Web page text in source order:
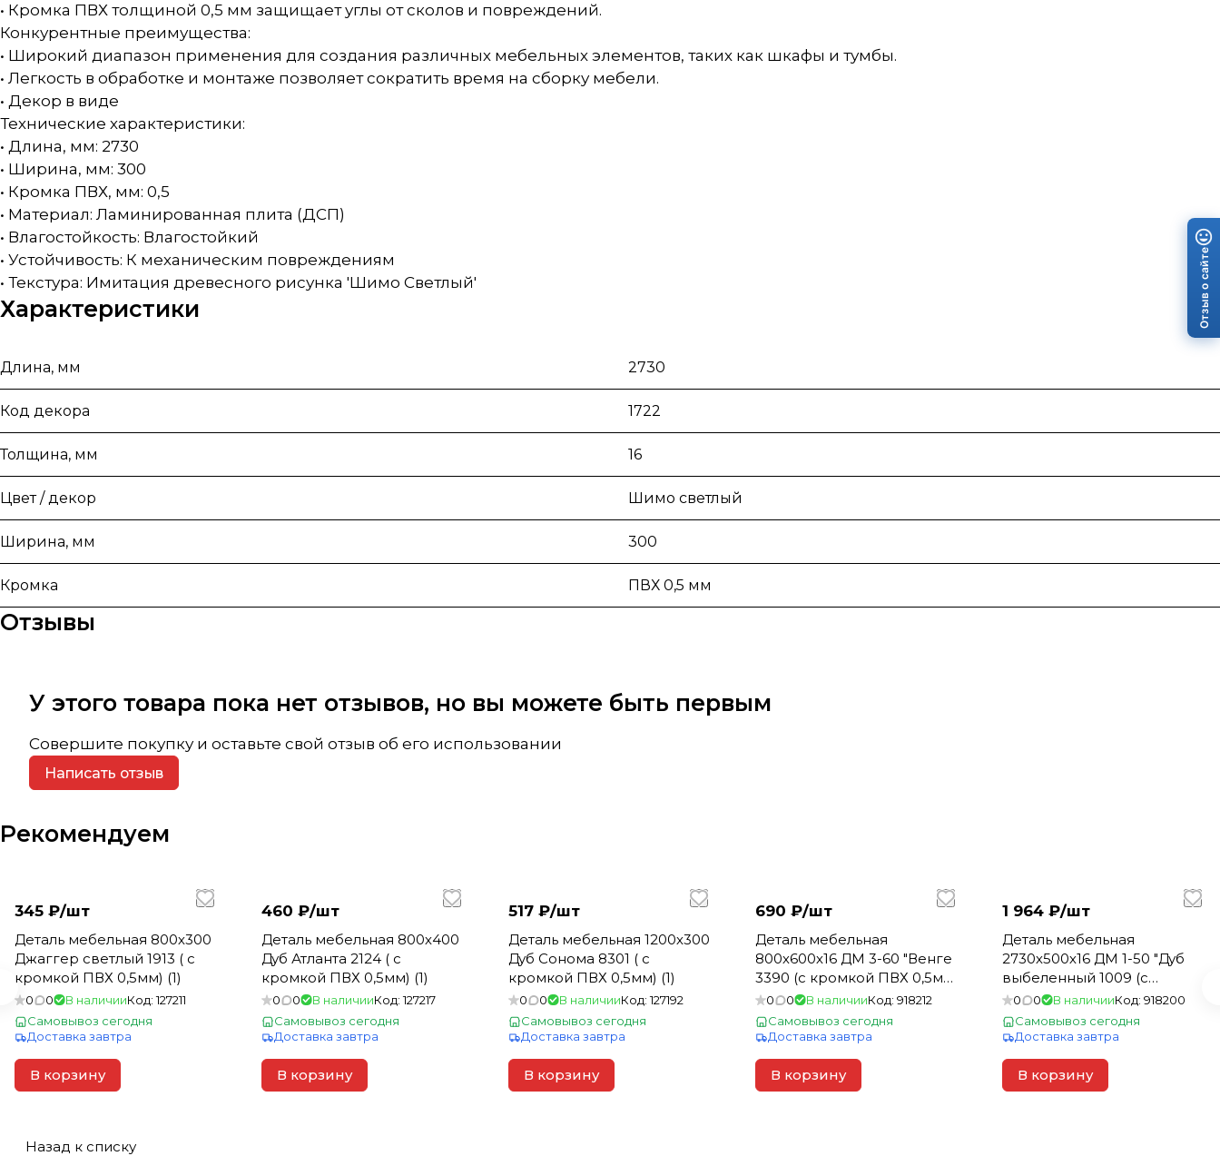
• Кромка ПВХ толщиной 0,5 мм защищает углы от сколов и повреждений.
Конкурентные преимущества:
• Широкий диапазон применения для создания различных мебельных элементов, таких как шкафы и тумбы.
• Легкость в обработке и монтаже позволяет сократить время на сборку мебели.
• Декор в виде
Технические характеристики:
• Длина, мм: 2730
• Ширина, мм: 300
• Кромка ПВХ, мм: 0,5
• Материал: Ламинированная плита (ДСП)
• Влагостойкость: Влагостойкий
• Устойчивость: К механическим повреждениям
• Текстура: Имитация древесного рисунка 'Шимо Светлый'
Характеристики
Длина, мм 2730
Код декора 1722
Толщина, мм 16
Цвет / декор Шимо светлый
Ширина, мм 300
Кромка ПВХ 0,5 мм
Отзывы
У этого товара пока нет отзывов, но вы можете быть первым
Совершите покупку и оставьте свой отзыв об его использовании
Написать отзыв
Рекомендуем
345 ₽/шт
Деталь мебельная 800х300
Джаггер светлый 1913 ( с
кромкой ПВХ 0,5мм) (1)
0 0 В наличииКод:127211
Самовывоз сегодня
Доставка завтра
В корзину
460 ₽/шт
Деталь мебельная 800х400
Дуб Атланта 2124 ( с
кромкой ПВХ 0,5мм) (1)
0 0 В наличииКод:127217
Самовывоз сегодня
Доставка завтра
В корзину
517 ₽/шт
Деталь мебельная 1200х300
Дуб Сонома 8301 ( с
кромкой ПВХ 0,5мм) (1)
0 0 В наличииКод:127192
Самовывоз сегодня
Доставка завтра
В корзину
690 ₽/шт
Деталь мебельная
800х600х16 ДМ 3-60 "Венге
3390 (с кромкой ПВХ 0,5мм)
(1)0 0 В наличииКод: 918212
Самовывоз сегодня
Доставка завтра
В корзину
1 964 ₽/шт
Деталь мебельная
2730х500х16 ДМ 1-50 "Дуб
выбеленный 1009 (с
кромкой ПВХ 0,5мм) (1)
0 0 В наличииКод: 918200
Самовывоз сегодня
Доставка завтра
В корзину
Назад к списку
Отзыв о сайте